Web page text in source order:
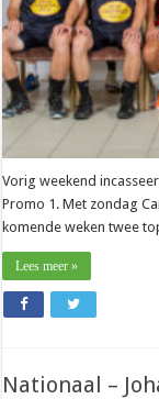
Vorig weekend
Promo 1. Met zondag
komende weken twee
Lees meer »
Nationaal –